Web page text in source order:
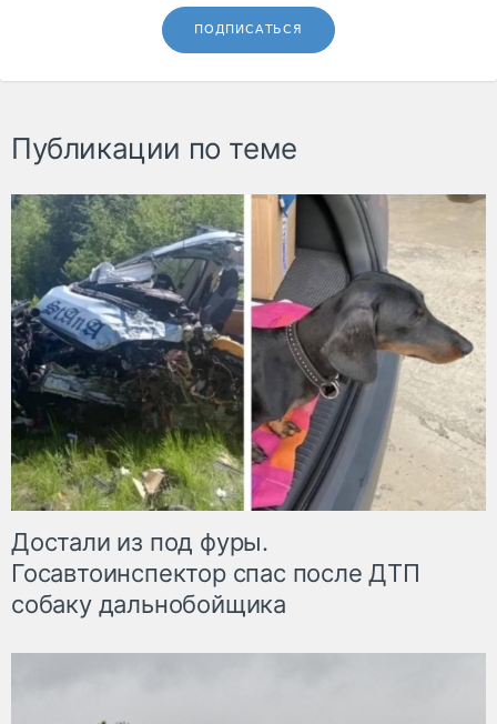
ПОДПИСАТЬСЯ
Публикации по теме
Достали из под фуры.
Госавтоинспектор спас после ДТП
собаку дальнобойщика